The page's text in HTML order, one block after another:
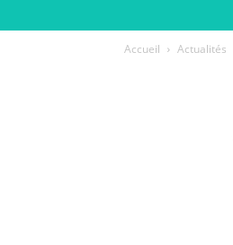
Accueil Actualités